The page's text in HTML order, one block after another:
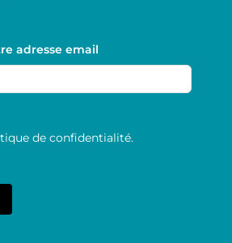
adresse email
de confidentialité.